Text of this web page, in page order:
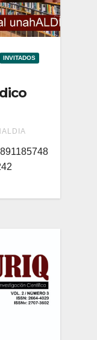
INVITADOS